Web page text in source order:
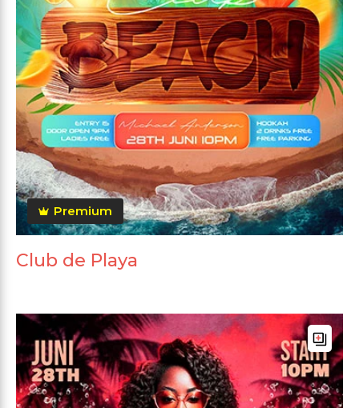
Premium
Club de Playa